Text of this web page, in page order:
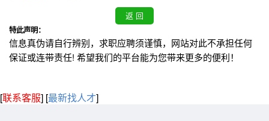
特此声明：
信息真伪请自行辨别，求职应聘须谨慎，网站对此不承担任何
保证或连带责任! 希望我们的平台能为您带来更多的便利！
[联系客服] [最新找人才]